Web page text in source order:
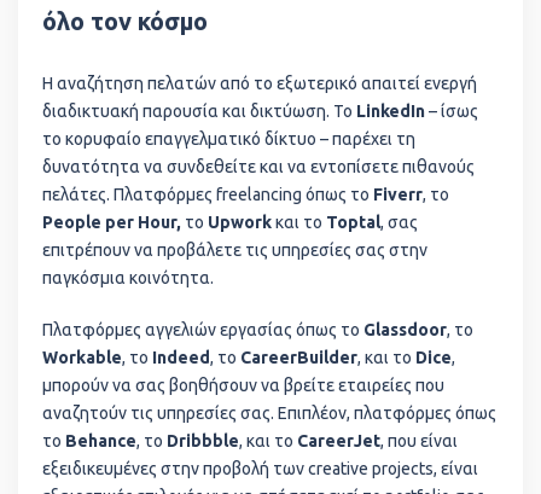
όλο τον κόσμο
Η αναζήτηση πελατών από το εξωτερικό απαιτεί ενεργή
διαδικτυακή παρουσία και δικτύωση. Το LinkedIn– ίσως
το κορυφαίο επαγγελματικό δίκτυο – παρέχει τη
δυνατότητα να συνδεθείτε και να εντοπίσετε πιθανούς
πελάτες. Πλατφόρμες freelancing όπως το Fiverr, το
People per Hour, το Upworkκαι το Toptal, σας
επιτρέπουν να προβάλετε τις υπηρεσίες σας στην
παγκόσμια κοινότητα.
Πλατφόρμες αγγελιών εργασίας όπως το Glassdoor, το
Workable, το Indeed, το CareerBuilder, και το Dice,
μπορούν να σας βοηθήσουν να βρείτε εταιρείες που
αναζητούν τις υπηρεσίες σας. Επιπλέον, πλατφόρμες όπως
το Behance, το Dribbble, και το CareerJet, που είναι
εξειδικευμένες στην προβολή των creative projects, είναι